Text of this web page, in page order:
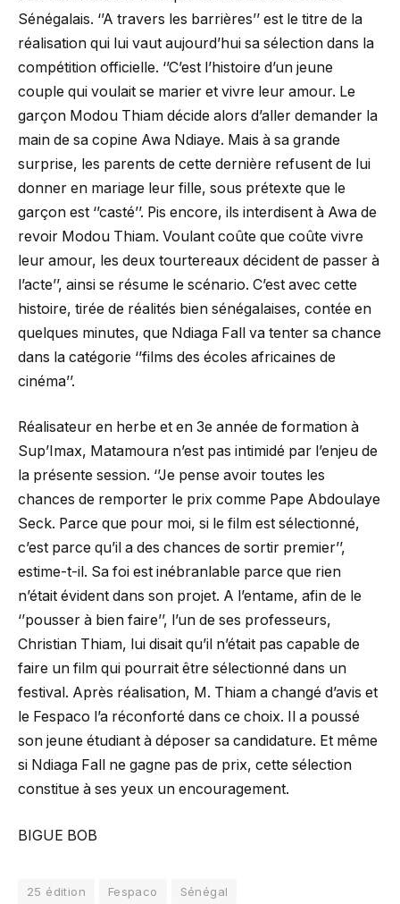
Sénégalais. ‘’A travers les barrières’’ est le titre de la
réalisation qui lui vaut aujourd’hui sa sélection dans la
compétition officielle. ‘’C’est l’histoire d’un jeune
couple qui voulait se marier et vivre leur amour. Le
garçon Modou Thiam décide alors d’aller demander la
main de sa copine Awa Ndiaye. Mais à sa grande
surprise, les parents de cette dernière refusent de lui
donner en mariage leur fille, sous prétexte que le
garçon est ‘’casté’’. Pis encore, ils interdisent à Awa de
revoir Modou Thiam. Voulant coûte que coûte vivre
leur amour, les deux tourtereaux décident de passer à
l’acte’’, ainsi se résume le scénario. C’est avec cette
histoire, tirée de réalités bien sénégalaises, contée en
quelques minutes, que Ndiaga Fall va tenter sa chance
dans la catégorie ‘’films des écoles africaines de
cinéma’’.
Réalisateur en herbe et en 3e année de formation à
Sup’Imax, Matamoura n’est pas intimidé par l’enjeu de
la présente session. ‘’Je pense avoir toutes les
chances de remporter le prix comme Pape Abdoulaye
Seck. Parce que pour moi, si le film est sélectionné,
c’est parce qu’il a des chances de sortir premier’’,
estime-t-il. Sa foi est inébranlable parce que rien
n’était évident dans son projet. A l’entame, afin de le
‘’pousser à bien faire’’, l’un de ses professeurs,
Christian Thiam, lui disait qu’il n’était pas capable de
faire un film qui pourrait être sélectionné dans un
festival. Après réalisation, M. Thiam a changé d’avis et
le Fespaco l’a réconforté dans ce choix. Il a poussé
son jeune étudiant à déposer sa candidature. Et même
si Ndiaga Fall ne gagne pas de prix, cette sélection
constitue à ses yeux un encouragement.
BIGUE BOB
25 édition Fespaco Sénégal